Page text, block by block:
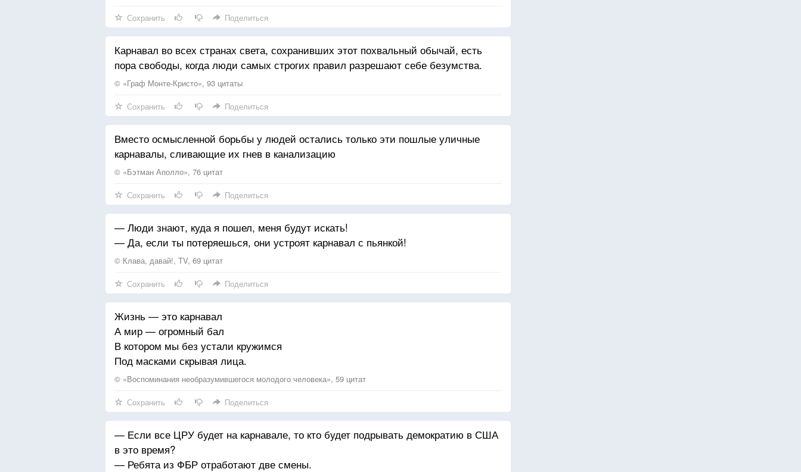
Прикрыться бы маской Увы, это не карнавал.
Не выручит Бог — режиссёр моего бенефиса.
Там зло не бродит по дорожкам
И псов не травят на людей
И там не раскрывают кошки
Ужасные зонты когтей.
Сохранить Поделиться
Карнавал во всех странах света, сохранивших этот похвальный обычай, есть
пора свободы, когда люди самых строгих правил разрешают себе безумства.
© «Граф Монте-Кристо», 93 цитаты
Сохранить Поделиться
Вместо осмысленной борьбы у людей остались только эти пошлые уличные
карнавалы, сливающие их гнев в канализацию
© «Бэтман Аполло», 76 цитат
Сохранить Поделиться
— Люди знают, куда я пошел, меня будут искать!
— Да, если ты потеряешься, они устроят карнавал с пьянкой!
© Клава, давай!, TV, 69 цитат
Сохранить Поделиться
Жизнь — это карнавал
А мир — огромный бал
В котором мы без устали кружимся
Под масками скрывая лица.
© «Воспоминания необразумившегося молодого человека», 59 цитат
Сохранить Поделиться
— Если все ЦРУ будет на карнавале, то кто будет подрывать демократию в США
в это время?
— Ребята из ФБР отработают две смены.